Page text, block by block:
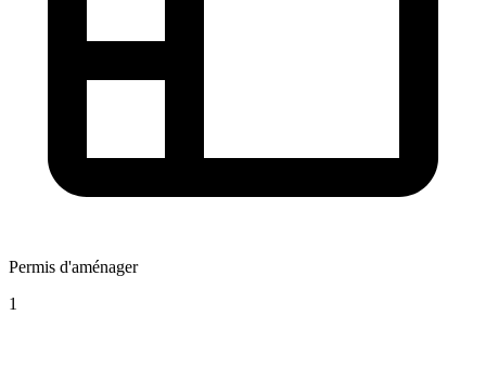
Permis d'aménager
1